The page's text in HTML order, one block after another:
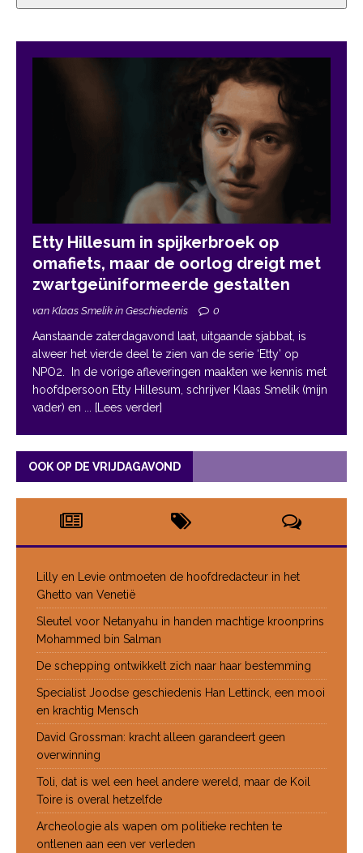
Etty Hillesum in spijkerbroek op
omafiets, maar de oorlog dreigt met
zwartgeüniformeerde gestalten
van Klaas Smelik in Geschiedenis 0
Aanstaande zaterdagavond laat, uitgaande sjabbat, is
alweer het vierde deel te zien van de serie ‘Etty’ op
NPO2. In de vorige afleveringen maakten we kennis met
hoofdpersoon Etty Hillesum, schrijver Klaas Smelik (mijn
vader) en ... [Lees verder]
OOK OP DE VRIJDAGAVOND
Lilly en Levie ontmoeten de hoofdredacteur in het
Ghetto van Venetië
Sleutel voor Netanyahu in handen machtige kroonprins
Mohammed bin Salman
De schepping ontwikkelt zich naar haar bestemming
Specialist Joodse geschiedenis Han Lettinck, een mooi
en krachtig Mensch
David Grossman: kracht alleen garandeert geen
overwinning
Toli, dat is wel een heel andere wereld, maar de Koil
Toire is overal hetzelfde
Archeologie als wapen om politieke rechten te
ontlenen aan een ver verleden